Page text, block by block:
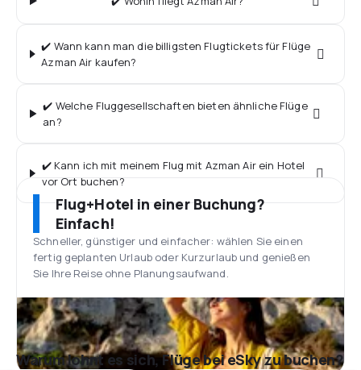
✔️ Wann kann man die billigsten Flugtickets für Flüge
Azman Air kaufen?
✔️ Welche Fluggesellschaften bieten ähnliche Flüge
an?
✔️ Kann ich mit meinem Flug mit Azman Air ein Hotel
vor Ort buchen?
Flug+Hotel in einer Buchung?
Einfach!
Schneller, günstiger und einfacher: wählen Sie einen
fertig geplanten Urlaub oder Kurzurlaub und genießen
Sie Ihre Reise ohne Planungsaufwand.
Warum lohnt es sich, Flüge bei eSky zu buchen?